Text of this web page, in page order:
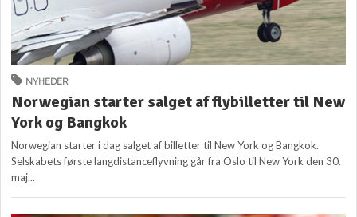
NYHEDER
Norwegian starter salget af flybilletter til New
York og Bangkok
Norwegian starter i dag salget af billetter til New York og Bangkok.
Selskabets første langdistanceflyvning går fra Oslo til New York den 30.
maj...